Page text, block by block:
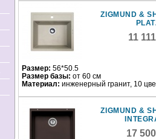
ZIGMUND &
11
Размер: 56*50.5
Размер базы: от 60 см
Материал: инженерный гранит, 10
ZIGMUND &
17